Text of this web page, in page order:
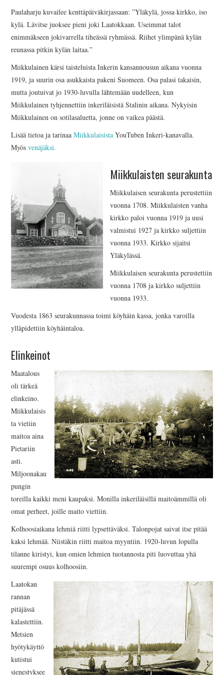
INKERILÄINEN
PERHEALBUMI
VIRTUAALI-INKERI
BLOGI
YHTEYSTIEDOT
Paulaharju kuvailee kenttäpäiväkirjassaan: ”Yläkylä, jossa kirkko, iso
kylä. Lävitse juoksee pieni joki Laatokkaan. Useimmat talot
enimmäkseen jokivarrella tiheässä ryhmässä. Riihet ylimpänä kylän
reunassa pitkin kylän laitaa.”
Miikkulainen kärsi taisteluista Inkerin kansannousun aikana vuonna
1919, ja suurin osa asukkaista pakeni Suomeen. Osa palasi takaisin,
mutta joutuivat jo 1930-luvulla lähtemään uudelleen, kun
Miikkulainen tyhjennettiin inkeriläisistä Stalinin aikana. Nykyisin
Miikkulainen on sotilasaluetta, jonne on vaikea päästä.
Lisää tietoa ja tarinaaMiikkulaisista YouTuben Inkeri-kanavalla.
Myös venäjäksi.
Miikkulaisten seurakunta
Miikkulaisen seurakunta perustettiin
vuonna 1708. Miikkulaisten vanha
kirkko paloi vuonna 1919 ja uusi
valmistui 1927 ja kirkko suljettiin
vuonna 1933. Kirkko sijaitsi
Yläkylässä.
Miikkulaisen seurakunta perustettiin
vuonna 1708 ja kirkko suljettiin
vuonna 1933.
Vuodesta 1863 seurakunnassa toimi köyhäin kassa, jonka varoilla
ylläpidettiin köyhäintaloa.
Elinkeinot
Maatalous
oli tärkeä
elinkeino.
Miikkulaisis
ta vietiin
maitoa aina
Pietariin
asti.
Miljoonakau
pungin
toreilla kaikki meni kaupaksi. Monilla inkeriläisillä maitoämmillä oli
omat perheet, joille maito viettiin.
Kolhoosiaikana lehmiä riitti lypsettäväksi. Talonpojat saivat itse pitää
kaksi lehmää. Niistäkin riitti maitoa myyntiin. 1920-luvun lopulla
tilanne kiristyi, kun omien lehmien tuotannosta piti luovuttaa yhä
suurempi osuus kolhoosiin.
Laatokan
rannan
pitäjässä
kalastettiin.
Metsien
hyötykäyttö
kutistui
sienestyksee